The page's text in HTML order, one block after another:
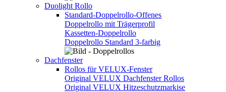
Duolight Rollo
Standard-Doppelrollo-Offenes
Doppelrollo mit Trägerprofil
Kassetten-Doppelrollo
Doppelrollo Standard 3-farbig
Dachfenster
Rollos für VELUX-Fenster
Original VELUX Dachfenster Rollos
Original VELUX Hitzeschutzmarkise